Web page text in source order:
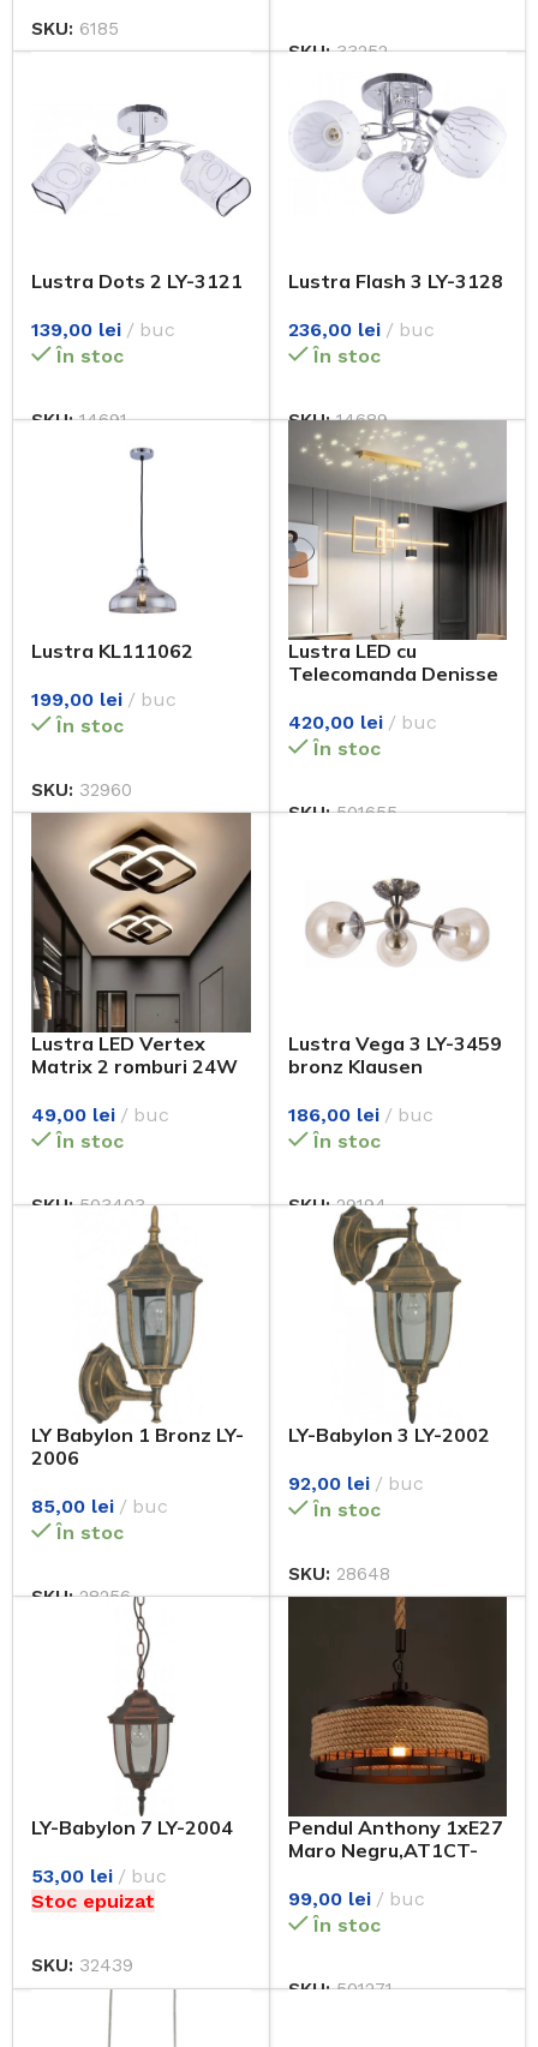
SKU: 6185
SKU:33252
Lustra Dots 2 LY-3121
139,00 lei
buc
În stoc
SKU:14691
Lustra Flash 3 LY-3128
236,00 lei
buc
În stoc
SKU:14689
Lustra KL111062
199,00 lei
buc
În stoc
SKU: 32960
Lustra LED cu
Telecomanda Denisse
420,00 lei
buc
În stoc
SKU:501655
Lustra LED Vertex
Matrix 2 romburi 24W
49,00 lei
buc
În stoc
SKU:503403
Lustra Vega 3 LY-3459
bronz Klausen
186,00 lei
buc
În stoc
SKU:29194
LY Babylon 1 Bronz LY-
2006
85,00 lei
buc
În stoc
SKU:28256
LY-Babylon 3 LY-2002
92,00 lei
buc
În stoc
SKU: 28648
LY-Babylon 7 LY-2004
53,00 lei
buc
Stoc epuizat
SKU: 32439
Pendul Anthony 1xE27
Maro Negru,AT1CT-
99,00 lei
buc
În stoc
SKU:501271